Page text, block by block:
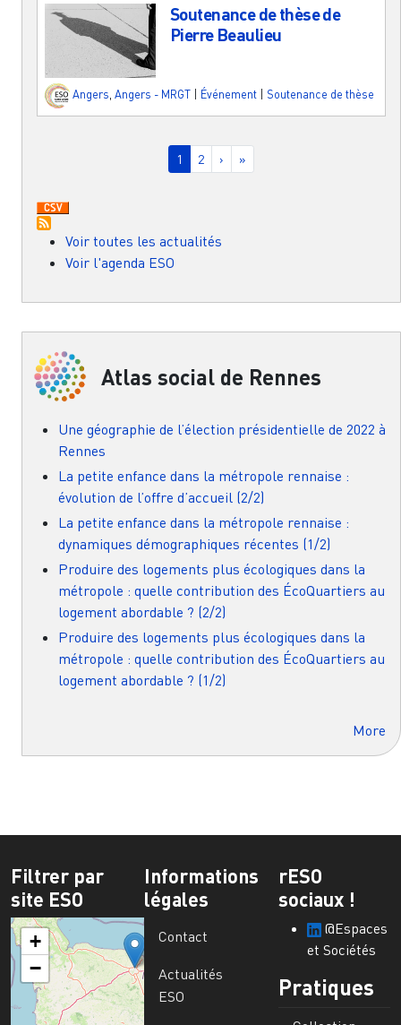
Soutenance de thèse de
Pierre Beaulieu
Angers, Angers - MRGT Événement Soutenance de thèse
Page courante
1 Page
2 Page suivante
› Dernière page
»
Voir toutes les actualités
Voir l'agenda ESO
Atlas social de Rennes
Une géographie de l’élection présidentielle de 2022 à
Rennes
La petite enfance dans la métropole rennaise :
évolution de l’offre d’accueil (2/2)
La petite enfance dans la métropole rennaise :
dynamiques démographiques récentes (1/2)
Produire des logements plus écologiques dans la
métropole : quelle contribution des ÉcoQuartiers au
logement abordable ? (2/2)
Produire des logements plus écologiques dans la
métropole : quelle contribution des ÉcoQuartiers au
logement abordable ? (1/2)
More
Filtrer par
site ESO
+
−
Informations
légales
Contact
Actualités
ESO
rESO
sociaux !
@Espaces
et Sociétés
Pratiques